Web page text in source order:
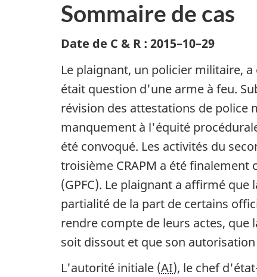
Sommaire de cas
Date de C & R : 2015–10–29
Le plaignant, un policier militaire,
était question d'une arme à feu.
révision des attestations de police
manquement à l'équité
été convoqué. Les activités du
troisième CRAPM a été
(GPFC). Le plaignant a affirmé
partialité de la part de certains
rendre compte de leurs actes, que
soit dissout et que son
L'autorité initiale (AI), le chef